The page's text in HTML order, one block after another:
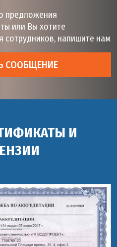
предложения
или Вы хотите
сотрудников, напишите нам
СООБЩЕНИЕ
И